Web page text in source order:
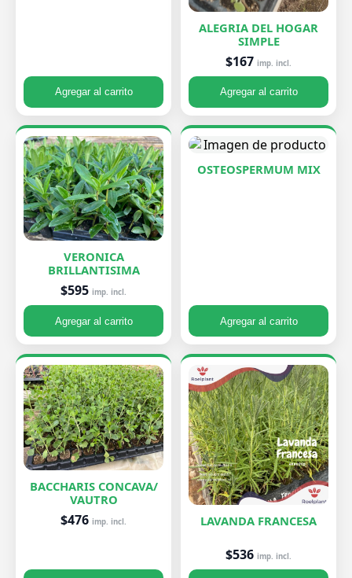
Agregar al carrito
ALEGRIA DEL HOGAR
SIMPLE
$167 imp. incl.
Agregar al carrito
VERONICA
BRILLANTISIMA
$595 imp. incl.
Agregar al carrito
OSTEOSPERMUM MIX
Agregar al carrito
BACCHARIS CONCAVA/
VAUTRO
$476 imp. incl. LAVANDA FRANCESA
$536 imp. incl.